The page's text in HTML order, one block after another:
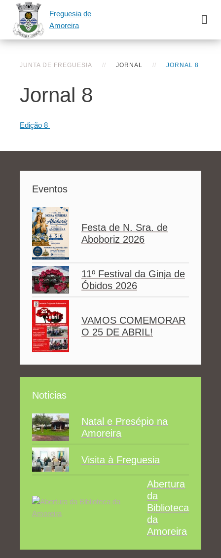
Freguesia de
Amoreira
JUNTA DE FREGUESIA JORNAL JORNAL 8
Jornal 8
Edição 8
Eventos
Festa de N. Sra. de
Aboboriz 2026
11º Festival da Ginja de
Óbidos 2026
VAMOS COMEMORAR
O 25 DE ABRIL!
Noticias
Natal e Presépio na
Amoreira
Visita à Freguesia
Abertura
da
Biblioteca
da
Amoreira